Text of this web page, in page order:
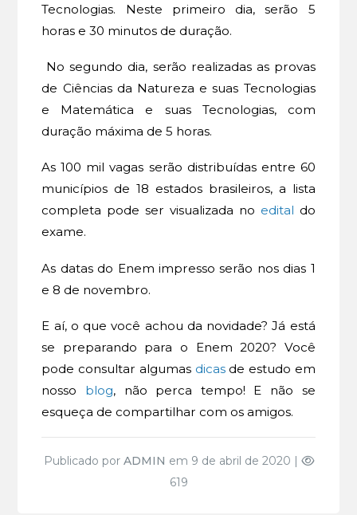
Tecnologias. Neste primeiro dia, serão 5
horas e 30 minutos de duração.
No segundo dia, serão realizadas as provas
de Ciências da Natureza e suas Tecnologias
e Matemática e suas Tecnologias, com
duração máxima de 5 horas.
As 100 mil vagas serão distribuídas entre 60
municípios de 18 estados brasileiros, a lista
completa pode ser visualizada no edital do
exame.
As datas do Enem impresso serão nos dias 1
e 8 de novembro.
E aí, o que você achou da novidade? Já está
se preparando para o Enem 2020? Você
pode consultar algumas dicasde estudo em
nosso blog, não perca tempo! E não se
esqueça de compartilhar com os amigos.
Publicado por ADMIN em 9 de abril de 2020 |
619